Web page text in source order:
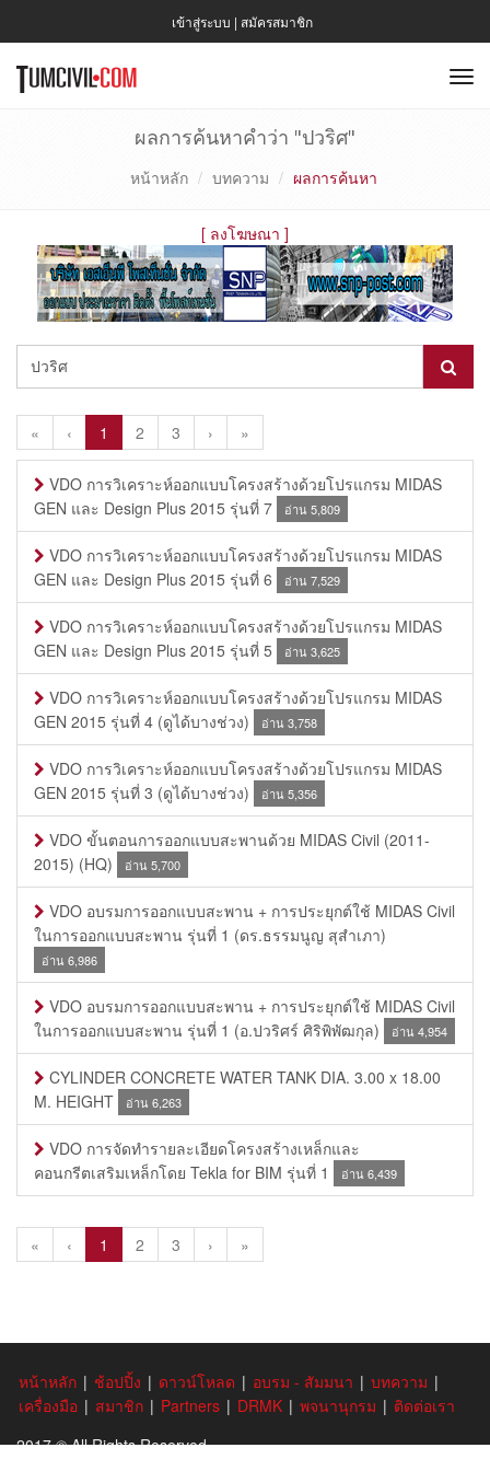
เข้าสู่ระบบ | สมัครสมาชิก
ผลการค้นหาคำว่า "ปวริศ"
หน้าหลัก บทความ ผลการค้นหา
[ ลงโฆษณา ]
« ‹ 1 2 3 › »
VDO การวิเคราะห์ออกแบบโครงสร้างด้วยโปรแกรม MIDAS
GEN และ Design Plus 2015 รุ่นที่ 7
อ่าน 5,809
VDO การวิเคราะห์ออกแบบโครงสร้างด้วยโปรแกรม MIDAS
GEN และ Design Plus 2015 รุ่นที่ 6
อ่าน 7,529
VDO การวิเคราะห์ออกแบบโครงสร้างด้วยโปรแกรม MIDAS
GEN และ Design Plus 2015 รุ่นที่ 5
อ่าน 3,625
VDO การวิเคราะห์ออกแบบโครงสร้างด้วยโปรแกรม MIDAS
GEN 2015 รุ่นที่ 4 (ดูได้บางช่วง)
อ่าน 3,758
VDO การวิเคราะห์ออกแบบโครงสร้างด้วยโปรแกรม MIDAS
GEN 2015 รุ่นที่ 3 (ดูได้บางช่วง)
อ่าน 5,356
VDO ขั้นตอนการออกแบบสะพานด้วย MIDAS Civil (2011-
2015) (HQ)
อ่าน 5,700
VDO อบรมการออกแบบสะพาน + การประยุกต์ใช้ MIDAS Civil
ในการออกแบบสะพาน รุ่นที่ 1 (ดร.ธรรมนูญ สุสำเภา)
อ่าน 6,986
VDO อบรมการออกแบบสะพาน + การประยุกต์ใช้ MIDAS Civil
ในการออกแบบสะพาน รุ่นที่ 1 (อ.ปวริศร์ ศิริพิพัฒกุล)
อ่าน 4,954
CYLINDER CONCRETE WATER TANK DIA. 3.00 x 18.00
M. HEIGHT
อ่าน 6,263
VDO การจัดทำรายละเอียดโครงสร้างเหล็กและ
คอนกรีตเสริมเหล็กโดย Tekla for BIM รุ่นที่ 1
อ่าน 6,439
« ‹ 1 2 3 › »
หน้าหลัก | ช้อปปิ้ง | ดาวน์โหลด | อบรม - สัมมนา | บทความ |
เครื่องมือ | สมาชิก | Partners | DRMK | พจนานุกรม | ติดต่อเรา
2017 © All Rights Reserved.